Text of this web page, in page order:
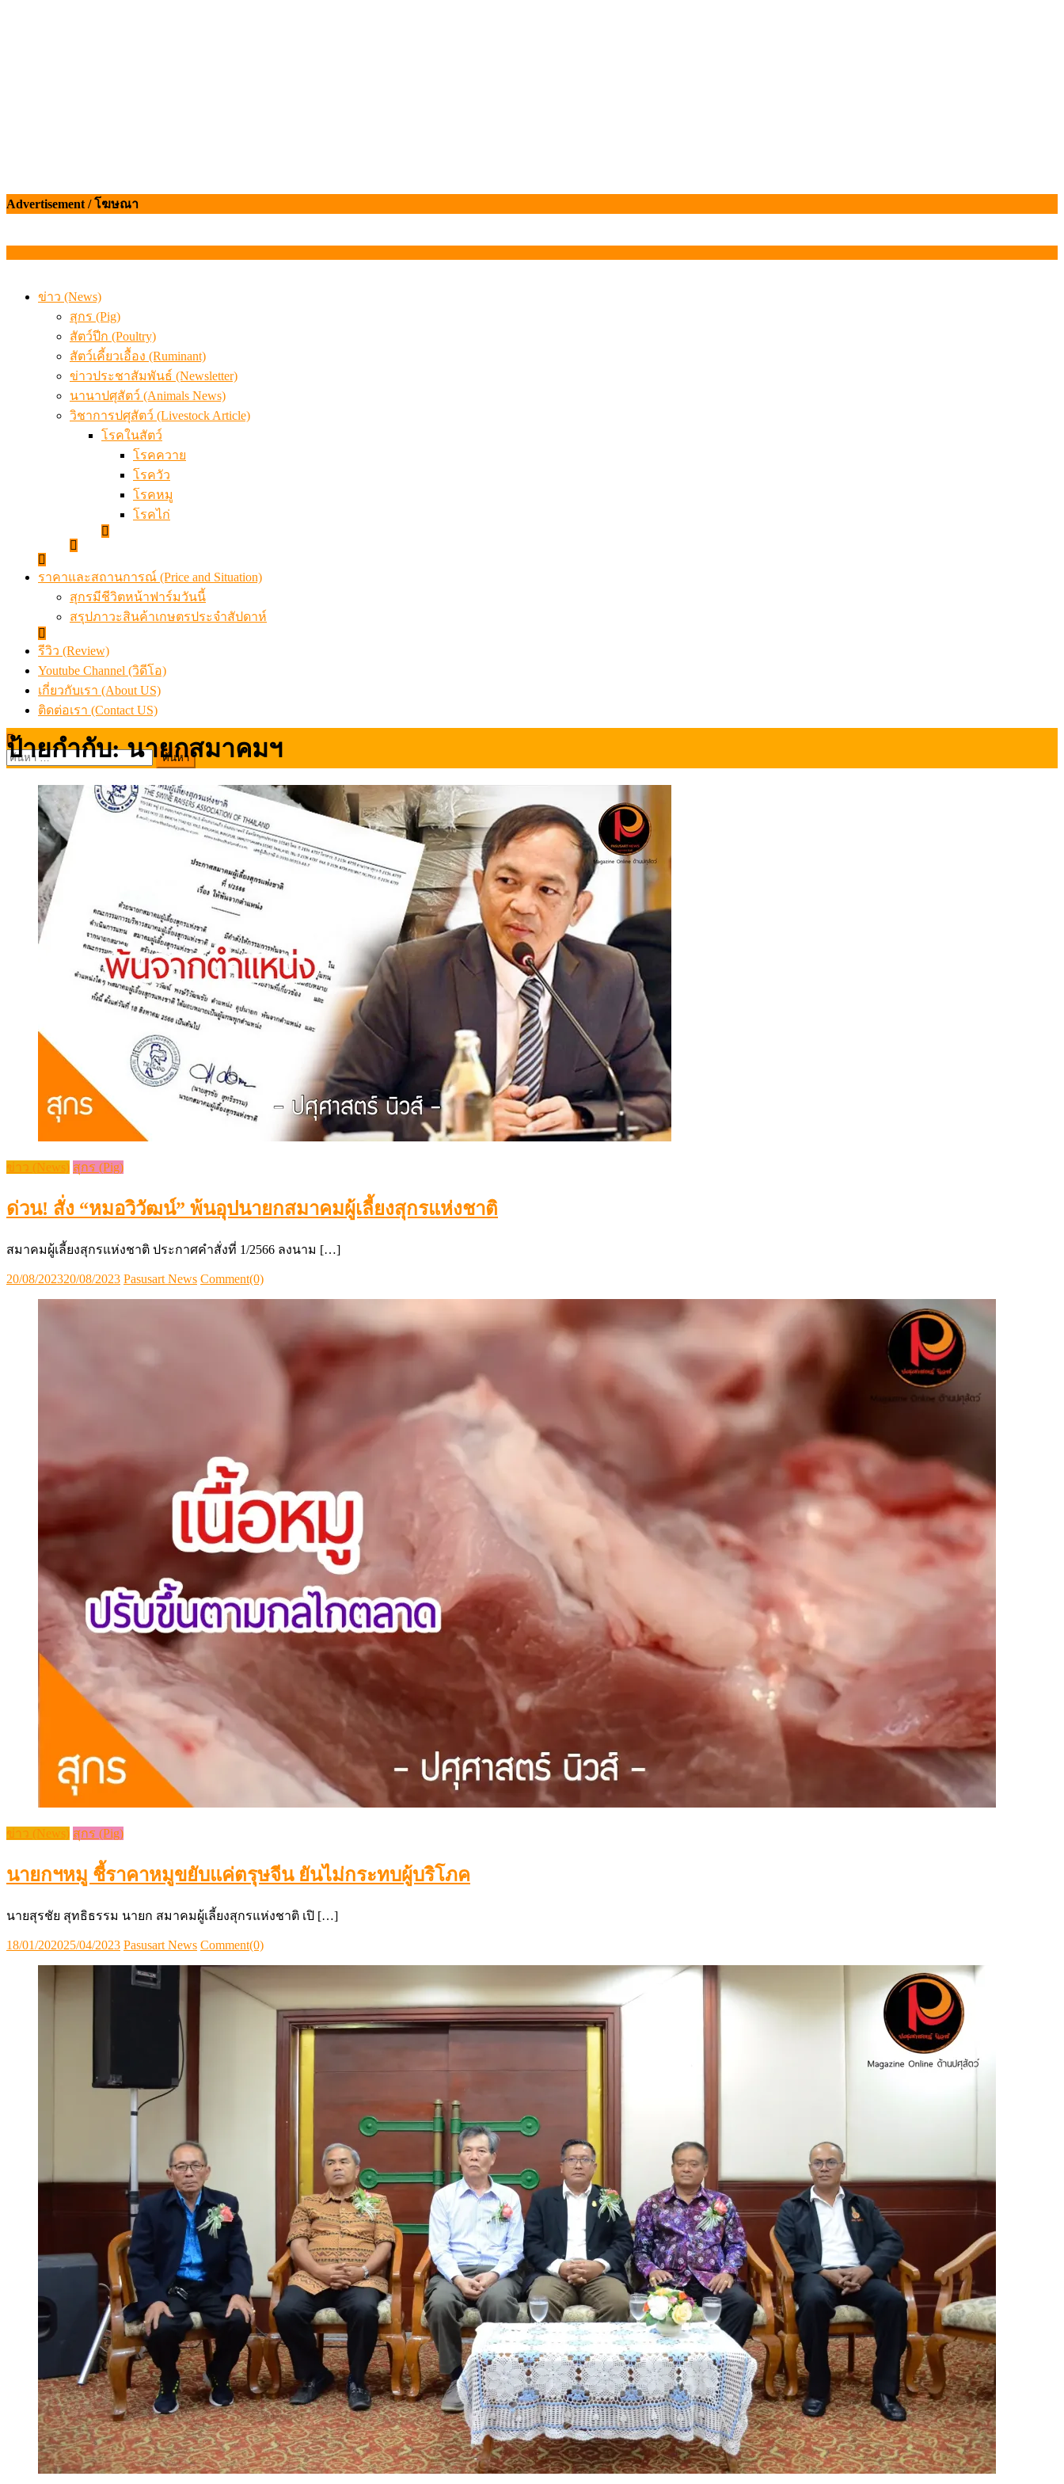
Advertisement / โฆษณา
ข่าว (News)
สุกร (Pig)
สัตว์ปีก (Poultry)
สัตว์เคี้ยวเอื้อง (Ruminant)
ข่าวประชาสัมพันธ์ (Newsletter)
นานาปศุสัตว์ (Animals News)
วิชาการปศุสัตว์ (Livestock Article)
โรคในสัตว์
โรคควาย
โรควัว
โรคหมู
โรคไก่
ราคาและสถานการณ์ (Price and Situation)
สุกรมีชีวิตหน้าฟาร์มวันนี้
สรุปภาวะสินค้าเกษตรประจำสัปดาห์
รีวิว (Review)
Youtube Channel (วิดีโอ)
เกี่ยวกับเรา (About US)
ติดต่อเรา (Contact US)
ค้นหา
ป้ายกำกับ:นายกสมาคมฯ
ข่าว (News) สุกร (Pig)
ด่วน! สั่ง “หมอวิวัฒน์” พ้นอุปนายกสมาคมผู้เลี้ยงสุกรแห่งชาติ
สมาคมผู้เลี้ยงสุกรแห่งชาติ ประกาศคำสั่งที่ 1/2566 ลงนาม […]
Posted
20/08/202320/08/2023 Author
Pasusart News Comment(0)
ข่าว (News) สุกร (Pig)
นายกฯหมู ชี้ราคาหมูขยับแค่ตรุษจีน ยันไม่กระทบผู้บริโภค
นายสุรชัย สุทธิธรรม นายก สมาคมผู้เลี้ยงสุกรแห่งชาติ เปิ […]
Posted
18/01/202025/04/2023 Author
Pasusart News Comment(0)